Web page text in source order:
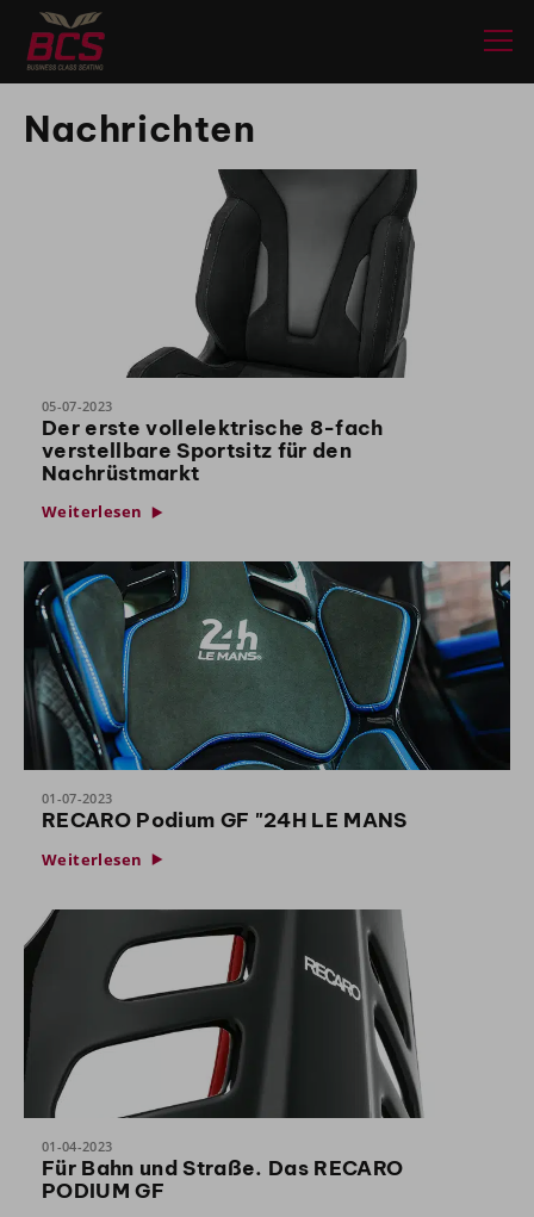
Nachrichten
05-07-2023
Der erste vollelektrische 8-fach
verstellbare Sportsitz für den
Nachrüstmarkt
Weiterlesen
01-07-2023
RECARO Podium GF "24H LE MANS
Weiterlesen
01-04-2023
Für Bahn und Straße. Das RECARO
PODIUM GF